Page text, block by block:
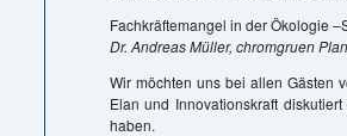
Fachkräftemangel in der Ökologie
Dr. Andreas Müller, chromgruen
Wir möchten uns bei allen Gästen
Elan und Innovationskraft
haben.